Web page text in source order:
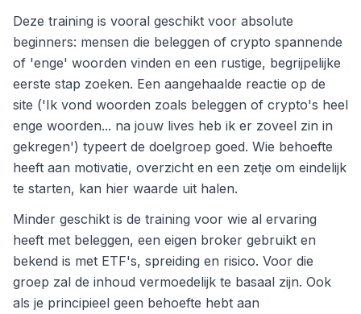
Deze training is vooral geschikt voor absolute
beginners: mensen die beleggen of crypto spannende
of 'enge' woorden vinden en een rustige, begrijpelijke
eerste stap zoeken. Een aangehaalde reactie op de
site ('Ik vond woorden zoals beleggen of crypto's heel
enge woorden... na jouw lives heb ik er zoveel zin in
gekregen') typeert de doelgroep goed. Wie behoefte
heeft aan motivatie, overzicht en een zetje om eindelijk
te starten, kan hier waarde uit halen.
Minder geschikt is de training voor wie al ervaring
heeft met beleggen, een eigen broker gebruikt en
bekend is met ETF's, spreiding en risico. Voor die
groep zal de inhoud vermoedelijk te basaal zijn. Ook
als je principieel geen behoefte hebt aan